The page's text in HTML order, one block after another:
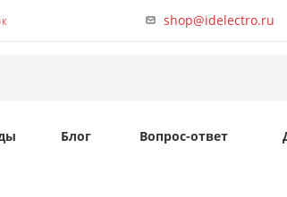
shop@idelectro.ru
Блог Вопрос-ответ